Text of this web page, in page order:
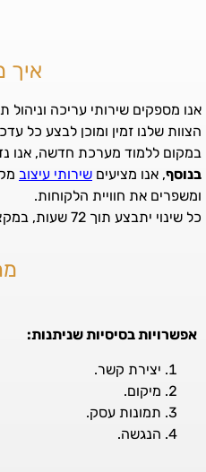
איך
אנו מספקים שירותי עריכה
הצוות שלנו זמין ומוכן לבצע כל
במקום ללמוד מערכת חדשה, אנו
בנוסף, אנו מציעים שירותי עיצוב
ומשפרים את חוויית הלקוחות.
כל שינוי יתבצע תוך 72 שעות, במקצועיות מלאה וללא עיכובים.
אפשרויות בסיסיות שניתנות:
יצירת קשר.
מיקום.
תמונות עסק.
הנגשה.